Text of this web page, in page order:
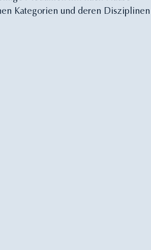
Kategorien und deren Disziplinen